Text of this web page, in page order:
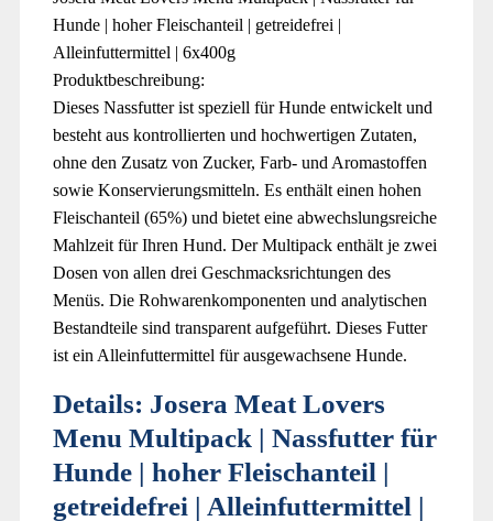
Hunde | hoher Fleischanteil | getreidefrei |
Alleinfuttermittel | 6x400g
Produktbeschreibung:
Dieses Nassfutter ist speziell für Hunde entwickelt und
besteht aus kontrollierten und hochwertigen Zutaten,
ohne den Zusatz von Zucker, Farb- und Aromastoffen
sowie Konservierungsmitteln. Es enthält einen hohen
Fleischanteil (65%) und bietet eine abwechslungsreiche
Mahlzeit für Ihren Hund. Der Multipack enthält je zwei
Dosen von allen drei Geschmacksrichtungen des
Menüs. Die Rohwarenkomponenten und analytischen
Bestandteile sind transparent aufgeführt. Dieses Futter
ist ein Alleinfuttermittel für ausgewachsene Hunde.
Details: Josera Meat Lovers
Menu Multipack | Nassfutter für
Hunde | hoher Fleischanteil |
getreidefrei | Alleinfuttermittel |